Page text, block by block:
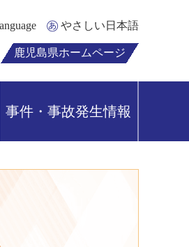
やさしい日本語
鹿児島県ホームページ
事件・事故発生情報